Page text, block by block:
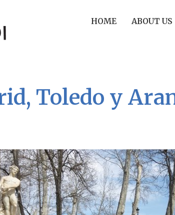
HOME ABOUT US
Toledo y